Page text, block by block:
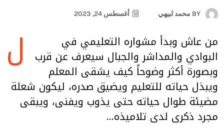
BY محمد لبيهي أغسطس 24, 2023
ل من عاش وبدأ مشواره التعليمي في
البوادي والمداشر والجبال سيعرف عن قرب
وبصورة أكثر وضوحاً كيف يشقى المعلم
ويبذل حياته للتعليم ويضيق صدره، ليكون شعلة
مضيئة طوال حياته حتى يذوب ويفنى، ويبقى
مجرد ذكرى لدى تلاميذه…